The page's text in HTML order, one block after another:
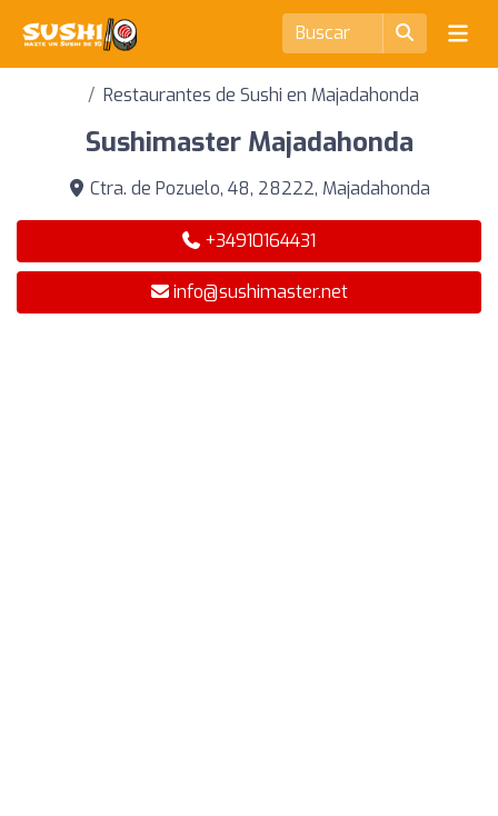
Restaurantes de Sushi en Majadahonda
Sushimaster Majadahonda
Ctra. de Pozuelo, 48, 28222, Majadahonda
+34910164431
info@sushimaster.net